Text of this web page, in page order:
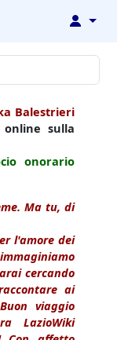
↓
Balestrieri
online sulla
onorario
Ma tu, di
l'amore dei
cercando
ai
viaggio
LazioWiki